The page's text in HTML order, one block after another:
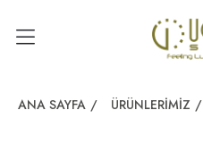
ANA SAYFA / ÜRÜNLERIMIZ /